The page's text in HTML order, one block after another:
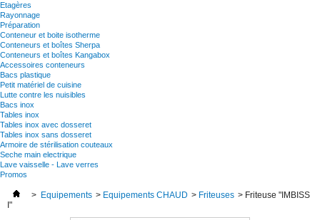
Etagères
Rayonnage
Préparation
Conteneur et boite isotherme
Conteneurs et boîtes Sherpa
Conteneurs et boîtes Kangabox
Accessoires conteneurs
Bacs plastique
Petit matériel de cuisine
Lutte contre les nuisibles
Bacs inox
Tables inox
Tables inox avec dosseret
Tables inox sans dosseret
Armoire de stérilisation couteaux
Seche main electrique
Lave vaisselle - Lave verres
Promos
> Equipements > Equipements CHAUD > Friteuses > Friteuse "IMBISS
I"